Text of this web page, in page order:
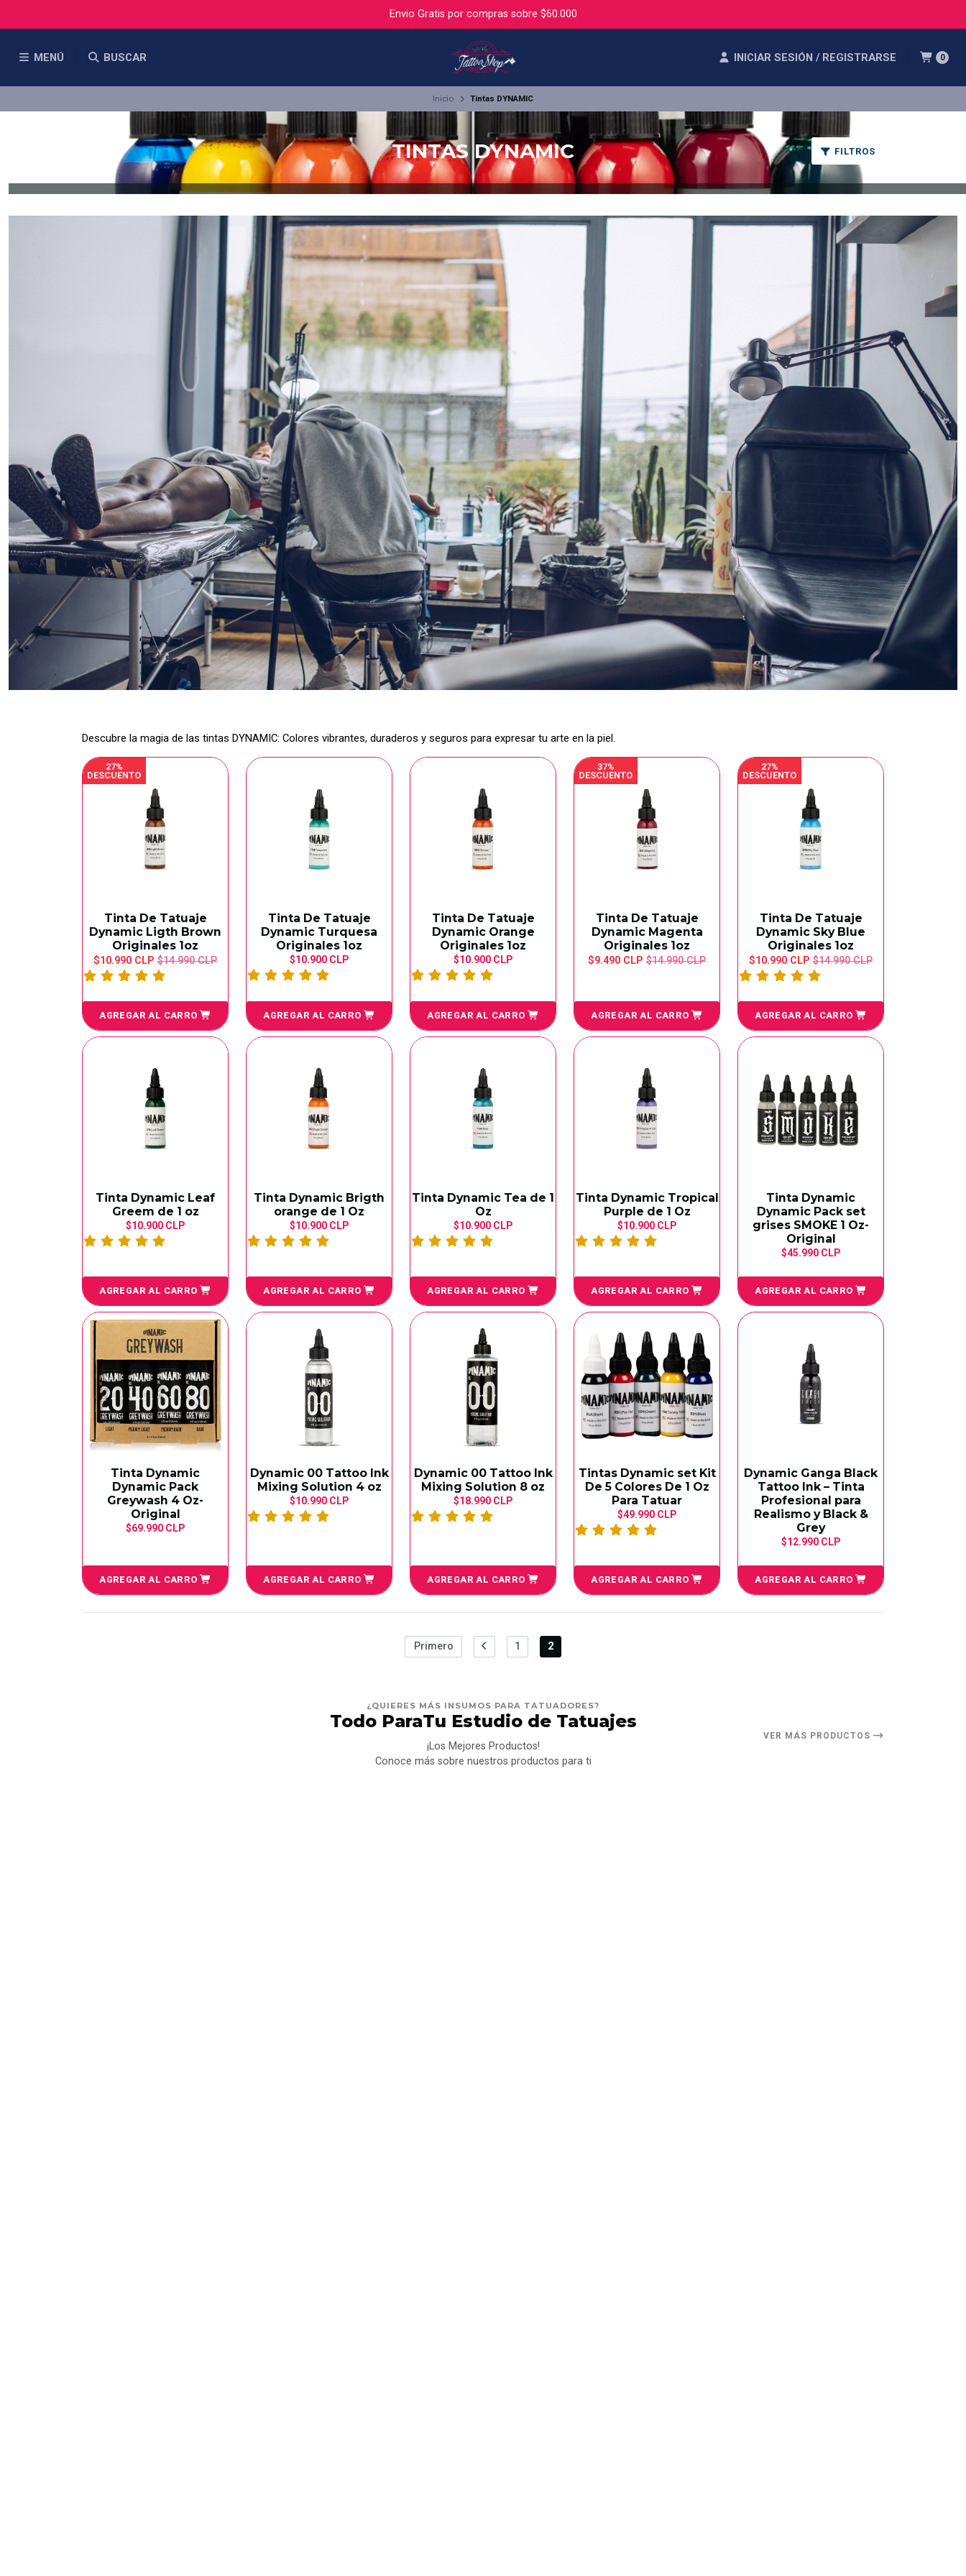
MENÚ BUSCAR INICIAR SESIÓN / REGISTRARSE 0
Envio Gratis por compras sobre $60.000
Inicio Tintas DYNAMIC
TINTAS DYNAMIC FILTROS
Descubre la magia de las tintas DYNAMIC: Colores vibrantes, duraderos y seguros para expresar tu arte en la piel.
27%
DESCUENTO
Tinta De Tatuaje
Dynamic Ligth Brown
Originales 1oz
$10.990 CLP $14.990 CLP
AGREGAR AL CARRO
Tinta De Tatuaje
Dynamic Turquesa
Originales 1oz
$10.900 CLP
AGREGAR AL CARRO
Tinta De Tatuaje
Dynamic Orange
Originales 1oz
$10.900 CLP
AGREGAR AL CARRO
37%
DESCUENTO
Tinta De Tatuaje
Dynamic Magenta
Originales 1oz
$9.490 CLP $14.990 CLP
AGREGAR AL CARRO
27%
DESCUENTO
Tinta De Tatuaje
Dynamic Sky Blue
Originales 1oz
$10.990 CLP $14.990 CLP
AGREGAR AL CARRO
Tinta Dynamic Leaf
Greem de 1 oz
$10.900 CLP
AGREGAR AL CARRO
Tinta Dynamic Brigth
orange de 1 Oz
$10.900 CLP
AGREGAR AL CARRO
Tinta Dynamic Tea de 1
Oz
$10.900 CLP
AGREGAR AL CARRO
Tinta Dynamic Tropical
Purple de 1 Oz
$10.900 CLP
AGREGAR AL CARRO
Tinta Dynamic
Dynamic Pack set
grises SMOKE 1 Oz-
Original
$45.990 CLP
AGREGAR AL CARRO
Tinta Dynamic
Dynamic Pack
Greywash 4 Oz-
Original
$69.990 CLP
AGREGAR AL CARRO
Dynamic 00 Tattoo Ink
Mixing Solution 4 oz
$10.990 CLP
AGREGAR AL CARRO
Dynamic 00 Tattoo Ink
Mixing Solution 8 oz
$18.990 CLP
AGREGAR AL CARRO
Tintas Dynamic set Kit
De 5 Colores De 1 Oz
Para Tatuar
$49.990 CLP
AGREGAR AL CARRO
Dynamic Ganga Black
Tattoo Ink – Tinta
Profesional para
Realismo y Black &
Grey
$12.990 CLP
AGREGAR AL CARRO
Primero 1 2
¿QUIERES MÁS INSUMOS PARA TATUADORES?
Todo ParaTu Estudio de Tatuajes
¡Los Mejores Productos!
Conoce más sobre nuestros productos para ti
VER MÁS PRODUCTOS